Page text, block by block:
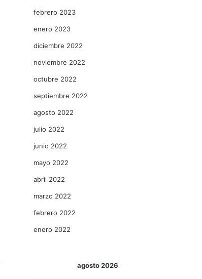
febrero 2023
enero 2023
diciembre 2022
noviembre 2022
octubre 2022
septiembre 2022
agosto 2022
julio 2022
junio 2022
mayo 2022
abril 2022
marzo 2022
febrero 2022
enero 2022
agosto 2026